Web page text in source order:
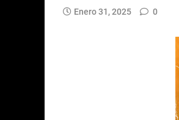
Enero 31, 2025 0